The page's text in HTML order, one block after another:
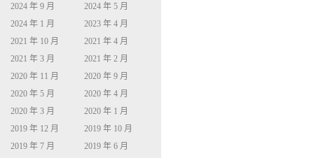
2024 年 9 月
2024 年 5 月
2024 年 1 月
2023 年 4 月
2021 年 10 月
2021 年 4 月
2021 年 3 月
2021 年 2 月
2020 年 11 月
2020 年 9 月
2020 年 5 月
2020 年 4 月
2020 年 3 月
2020 年 1 月
2019 年 12 月
2019 年 10 月
2019 年 7 月
2019 年 6 月